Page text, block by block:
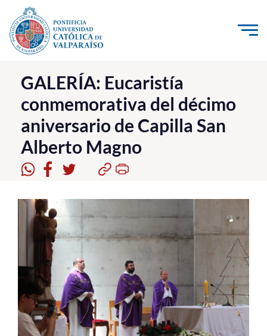
Click acá para ir directamente al contenido
La Universidad
Investigación, Creación e Innovación
PUCV Internacional
Vinculación con el Medio
Pregrado
Postgrado
Formación Continua
Estudiantes
Académicos
GALERÍA: Eucaristía
conmemorativa del décimo
aniversario de Capilla San
Alberto Magno